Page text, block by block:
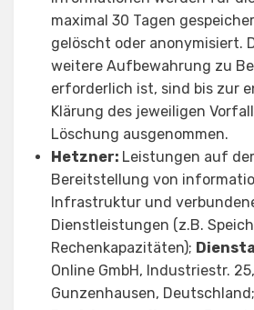
maximal 30 Tagen
gelöscht oder anonymisiert.
weitere Aufbewahrung zu
erforderlich ist, sind bis zur
Klärung des jeweiligen
Löschung ausgenommen.
Hetzner: Leistungen auf
Bereitstellung von
Infrastruktur und
Dienstleistungen (z.B.
Rechenkapazitäten);
Online GmbH, Industriestr.
Gunzenhausen, Deutschland;